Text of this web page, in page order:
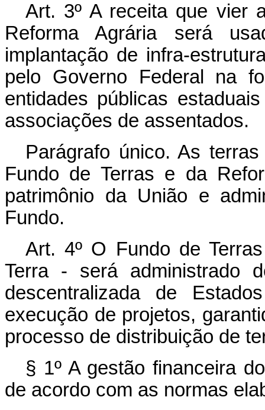
Art. 3º A receita que vier
Reforma Agrária será
implantação de infra-
pelo Governo Federal na
entidades públicas
associações de assentados.
Parágrafo único. As
Fundo de Terras e da
patrimônio da União e
Fundo.
Art. 4º O Fundo de
Terra - será administrado
descentralizada de
execução de projetos,
processo de distribuição de
§ 1º A gestão financeira
de acordo com as normas